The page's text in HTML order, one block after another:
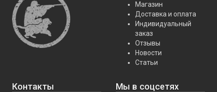
Магазин
Доставка и оплата
Индивидуальный
заказ
Отзывы
Новости
Статьи
Контакты Мы в соцсетях